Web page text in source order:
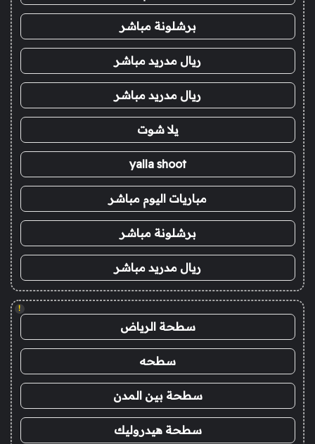
برشلونة مباشر
ريال مدريد مباشر
ريال مدريد مباشر
يلا شوت
yalla shoot
مباريات اليوم مباشر
برشلونة مباشر
ريال مدريد مباشر
!
سطحة الرياض
سطحه
سطحة بين المدن
سطحة هيدروليك